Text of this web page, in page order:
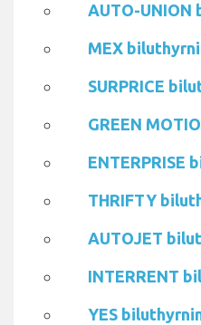
AUTO-UNION
MEX
SURPRICE
GREEN
ENTERPRISE
THRIFTY
AUTOJET
INTERRENT
YES